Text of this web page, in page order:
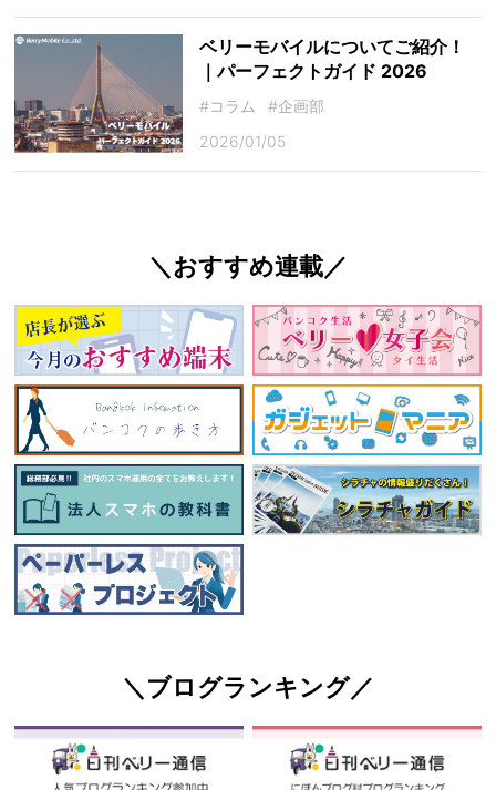
ベリーモバイルについてご紹介！
｜パーフェクトガイド 2026
#コラム
#企画部
2026/01/05
＼おすすめ連載／
＼ブログランキング／